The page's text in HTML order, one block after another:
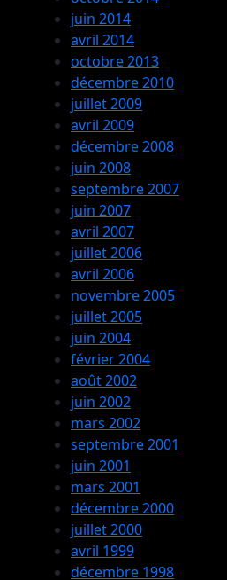
juin 2014
avril 2014
octobre 2013
décembre 2010
juillet 2009
avril 2009
décembre 2008
juin 2008
septembre 2007
juin 2007
avril 2007
juillet 2006
avril 2006
novembre 2005
juillet 2005
juin 2004
février 2004
août 2002
juin 2002
mars 2002
septembre 2001
juin 2001
mars 2001
décembre 2000
juillet 2000
avril 1999
décembre 1998